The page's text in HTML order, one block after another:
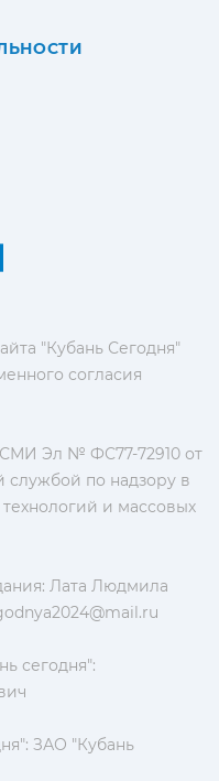
"Кубань Сегодня"
согласия
Эл № ФС77-72910 от
службой по надзору в
и массовых
Лата Людмила
сегодня":
ЗАО "Кубань